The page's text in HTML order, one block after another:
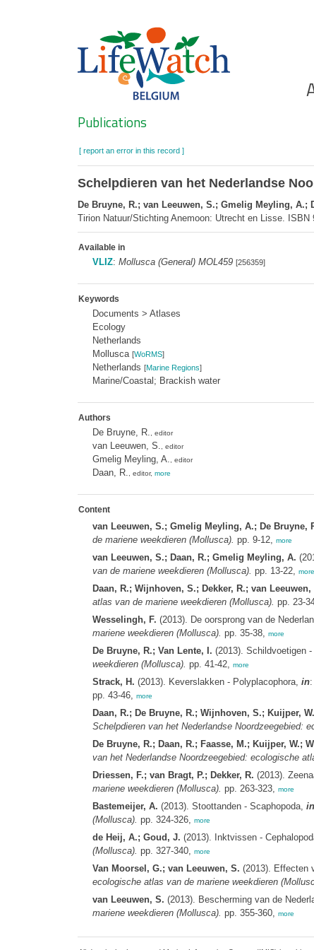
Search
Publications
[ report an error in this record ]
Schelpdieren van het Nederlandse
De Bruyne, R.; van Leeuwen, S.; Gmelig Meyling, A.;
Tirion Natuur/Stichting Anemoon: Utrecht en Lisse. ISBN
Available in
VLIZ: Mollusca (General) MOL459 [256359]
Keywords
Documents > Atlases
Ecology
Netherlands
Mollusca [WoRMS]
Netherlands [Marine Regions]
Marine/Coastal; Brackish water
Authors
De Bruyne, R. , editor
van Leeuwen, S. , editor
Gmelig Meyling, A. , editor
Daan, R. , editor, more
Content
van Leeuwen, S.; Gmelig Meyling, A.; De Bruyne,
de mariene weekdieren (Mollusca). pp. 9-12, more
van Leeuwen, S.; Daan, R.; Gmelig Meyling, A.
van de mariene weekdieren (Mollusca). pp. 13-22, more
Daan, R.; Wijnhoven, S.; Dekker, R.; van Leeuwen,
atlas van de mariene weekdieren (Mollusca). pp. 23-
Wesselingh, F. (2013). De oorsprong van de
mariene weekdieren (Mollusca). pp. 35-38, more
De Bruyne, R.; Van Lente, I. (2013). Schildvoetigen
weekdieren (Mollusca). pp. 41-42, more
Strack, H. (2013). Keverslakken - Polyplacophora, in:
pp. 43-46, more
Daan, R.; De Bruyne, R.; Wijnhoven, S.; Kuijper,
Schelpdieren van het Nederlandse Noordzeegebied:
De Bruyne, R.; Daan, R.; Faasse, M.; Kuijper, W.;
van het Nederlandse Noordzeegebied: ecologische
Driessen, F.; van Bragt, P.; Dekker, R. (2013).
mariene weekdieren (Mollusca). pp. 263-323, more
Bastemeijer, A. (2013). Stoottanden - Scaphopoda, in
(Mollusca). pp. 324-326, more
de Heij, A.; Goud, J. (2013). Inktvissen -
(Mollusca). pp. 327-340, more
Van Moorsel, G.; van Leeuwen, S. (2013). Effecten
ecologische atlas van de mariene weekdieren
van Leeuwen, S. (2013). Bescherming van de
mariene weekdieren (Mollusca). pp. 355-360, more